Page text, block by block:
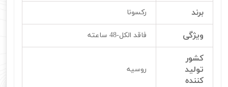
برند رکسونا
ویژگی فاقد الکل-48 ساعته
کشور
تولید
کننده
روسیه